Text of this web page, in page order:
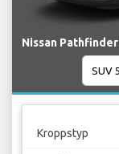
Nissan
Kroppstyp